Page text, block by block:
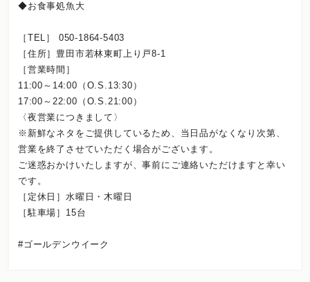
◆お食事処魚大
［TEL］ 050-1864-5403
［住所］豊田市若林東町上り戸8-1
［営業時間］
11:00～14:00（O.S.13:30）
17:00～22:00（O.S.21:00）
〈夜営業につきまして〉
※新鮮なネタをご提供しているため、当日品がなくなり次第、
営業を終了させていただく場合がございます。
ご迷惑おかけいたしますが、事前にご連絡いただけますと幸い
です。
［定休日］水曜日・木曜日
［駐車場］15台
#ゴールデンウイーク